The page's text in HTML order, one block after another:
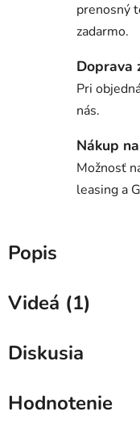
prenosný
zadarmo.
Doprava
Pri
nás.
Nákup
Možnosť
leasing a
Popis
Videá (1)
Diskusia
Hodnotenie